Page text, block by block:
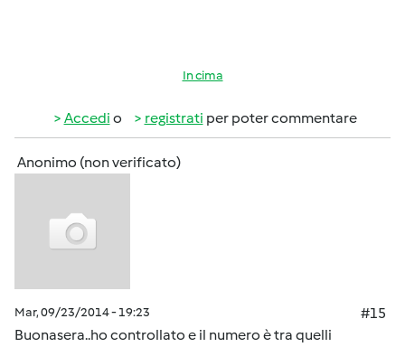
In cima
Accedi o registrati per poter commentare
Anonimo (non verificato)
Mar, 09/23/2014 - 19:23
#15
Buonasera..ho controllato e il numero è tra quelli